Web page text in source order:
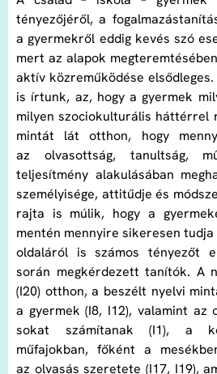
tényezőjéről, a
a gyermekről eddig kevés szó
mert az alapok
aktív közreműködése
is írtunk, az, hogy a gyermek
milyen szociokulturális háttérrel
mintát lát otthon, hogy
az olvasottság, tanultság,
teljesítmény alakulásában
személyisége, attitűdje és
rajta is múlik, hogy a
mentén mennyire sikeresen
oldaláról is számos tényezőt
során megkérdezett tanítók. A
(I20) otthon, a beszélt nyelvi
a gyermek (I8, I12), valamint az
sokat számítanak (I1), a
műfajokban, főként a
az olvasás szeretete (I17, I19),